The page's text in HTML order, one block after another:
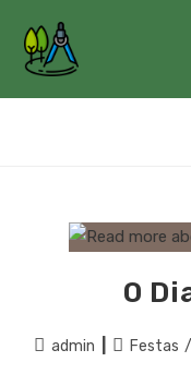
O
admin Festas /